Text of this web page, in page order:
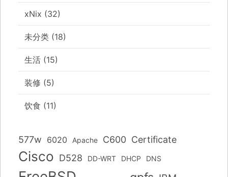
xNix (32)
未分类 (18)
生活 (15)
装修 (5)
饮食 (11)
577w 6020 Apache C600 Certificate
Cisco D528 DD-WRT DHCP DNS